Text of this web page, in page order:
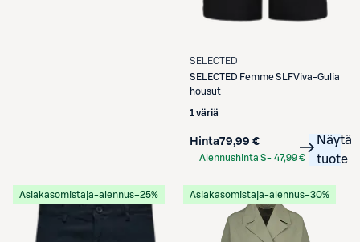
SELECTED
SELECTED Femme SLFViva-Gulia
housut
1 väriä
Hinta79,99 €
Alennushinta S- 47,99 €
Näytä
tuote
Asiakasomistaja-alennus−25% Asiakasomistaja-alennus−30%